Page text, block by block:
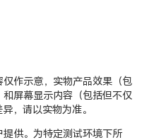
作示意，实物产品效果（包
屏幕显示内容（包括但不仅
，请以实物为准。
供。为特定测试环境下所